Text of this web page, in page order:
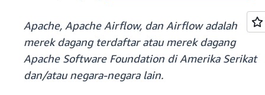
Apache, Apache Airflow, dan Airflow adalah
merek dagang terdaftar atau merek dagang
Apache Software Foundation di Amerika Serikat
dan/atau negara-negara lain.